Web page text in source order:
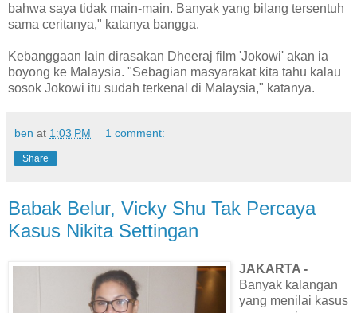
bahwa saya tidak main-main. Banyak yang bilang tersentuh
sama ceritanya," katanya bangga.
Kebanggaan lain dirasakan Dheeraj film 'Jokowi' akan ia
boyong ke Malaysia. "Sebagian masyarakat kita tahu kalau
sosok Jokowi itu sudah terkenal di Malaysia," katanya.
ben at 1:03 PM 1 comment:
Share
Babak Belur, Vicky Shu Tak Percaya
Kasus Nikita Settingan
JAKARTA -
Banyak kalangan
yang menilai kasus